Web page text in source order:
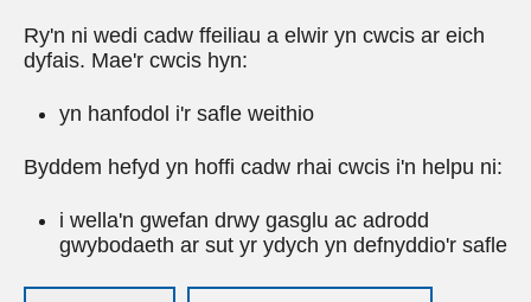
Ry'n ni wedi cadw ffeiliau a elwir yn cwcis ar eich
dyfais. Mae'r cwcis hyn:
yn hanfodol i'r safle weithio
Byddem hefyd yn hoffi cadw rhai cwcis i'n helpu ni:
i wella'n gwefan drwy gasglu ac adrodd
gwybodaeth ar sut yr ydych yn defnyddio'r safle